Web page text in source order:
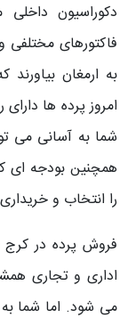
دکوراسیون داخلی
فاکتورهای مختلفی
به ارمغان
امروز پرده ها
شما به آسانی می
همچنین بودجه ای
را انتخاب و
فروش پرده در کرج
اداری و تجاری
می شود. اما شما به